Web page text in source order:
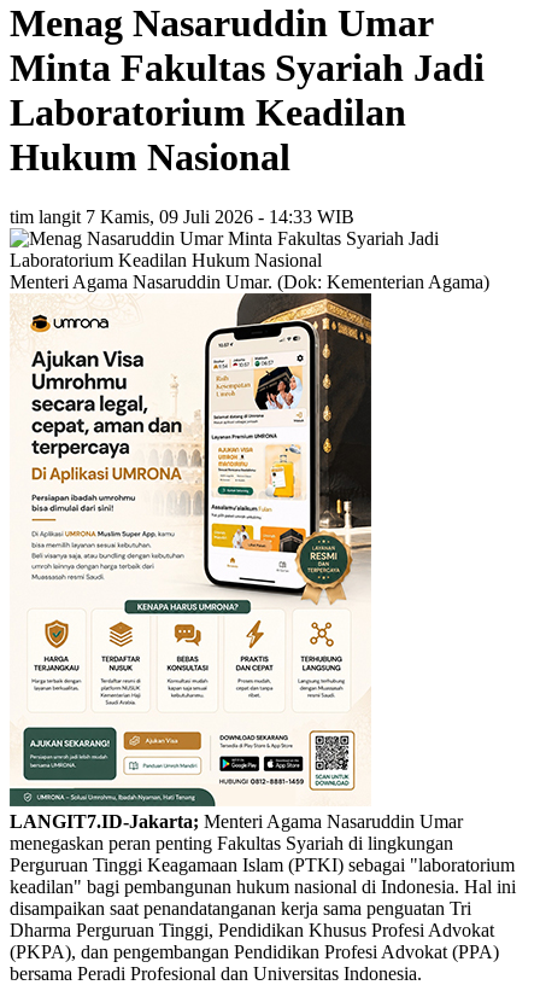
Menag Nasaruddin Umar
Minta Fakultas Syariah Jadi
Laboratorium Keadilan
Hukum Nasional
tim langit 7 Kamis, 09 Juli 2026 - 14:33 WIB
Menteri Agama Nasaruddin Umar. (Dok: Kementerian Agama)
LANGIT7.ID-Jakarta; Menteri Agama Nasaruddin Umar
menegaskan peran penting Fakultas Syariah di lingkungan
Perguruan Tinggi Keagamaan Islam (PTKI) sebagai "laboratorium
keadilan" bagi pembangunan hukum nasional di Indonesia. Hal ini
disampaikan saat penandatanganan kerja sama penguatan Tri
Dharma Perguruan Tinggi, Pendidikan Khusus Profesi Advokat
(PKPA), dan pengembangan Pendidikan Profesi Advokat (PPA)
bersama Peradi Profesional dan Universitas Indonesia.